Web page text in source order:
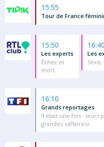
15:55
Tour de France
15:50
Les experts
Échec et
mort
16:40
Les
16:10
Grands reportages
Il était une fois : leurs
grandes «affaires»